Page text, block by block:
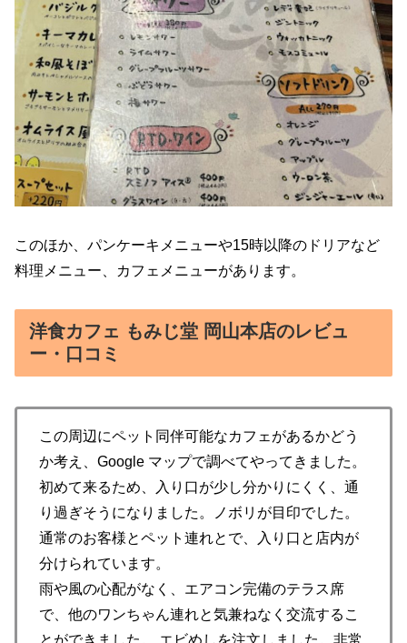
このほか、パンケーキメニューや15時以降のドリアなど
料理メニュー、カフェメニューがあります。
洋食カフェ もみじ堂 岡山本店のレビュ
ー・口コミ
この周辺にペット同伴可能なカフェがあるかどう
か考え、Google マップで調べてやってきました。
初めて来るため、入り口が少し分かりにくく、通
り過ぎそうになりました。ノボリが目印でした。
通常のお客様とペット連れとで、入り口と店内が
分けられています。
雨や風の心配がなく、エアコン完備のテラス席
で、他のワンちゃん連れと気兼ねなく交流するこ
とができました。 エビめしを注文しました。非常